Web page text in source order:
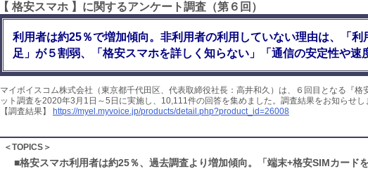
【 格安スマホ 】に関するアンケート調査（第６回）
利用者は約25％で増加傾向。非利用者の利用していない理由は、「利
足」が５割弱、「格安スマホを詳しく知らない」「通信の安定性や速
マイボイスコム株式会社（東京都千代田区、代表取締役社長：高井和久）は、６回目となる『格
ット調査を2020年3月1日～5日に実施し、10,111件の回答を集めました。調査結果をお知らせし
【調査結果】
https://myel.myvoice.jp/products/detail.php?product_id=26008
＜TOPICS＞
■格安スマホ利用者は約25％、過去調査より増加傾向。「端末+格安SIMカード